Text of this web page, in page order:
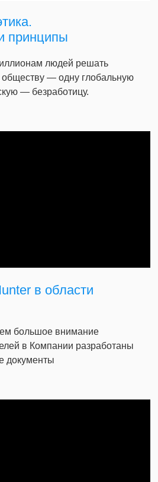
принципы
людей решать
— одну глобальную
— безработицу.
в области
большое внимание
в Компании разработаны
документы